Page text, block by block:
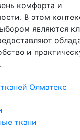
комфорта и
В этом
являются
и
Олматекс
ткани